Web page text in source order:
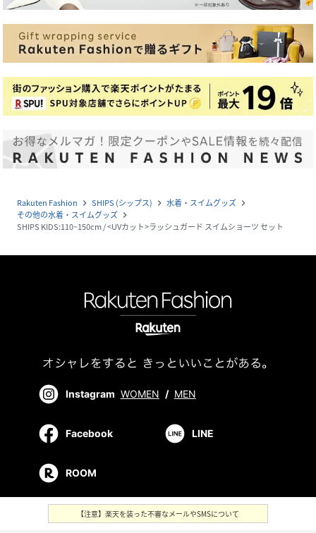
Rakuten Fashion navigate_next SHIPS (シップス) navigate_next 水着・スイムグッズ navigate_next
その他の水着・スイムグッズ navigate_next
SHIPS KIDS:110~150cm / <UVカット>ラッシュガード スイムショーツ セット
Instagram WOMEN / MEN
Facebook LINE
ROOM
【注意】楽天を装った不審なメールやSMSについて